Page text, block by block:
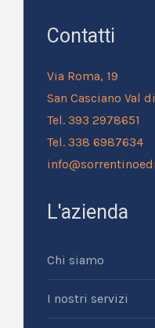
Contatti
Via Roma, 19
San Casciano Val
Tel. 393 2978651
Tel. 338 6987634
L'azienda
Chi siamo
I nostri servizi